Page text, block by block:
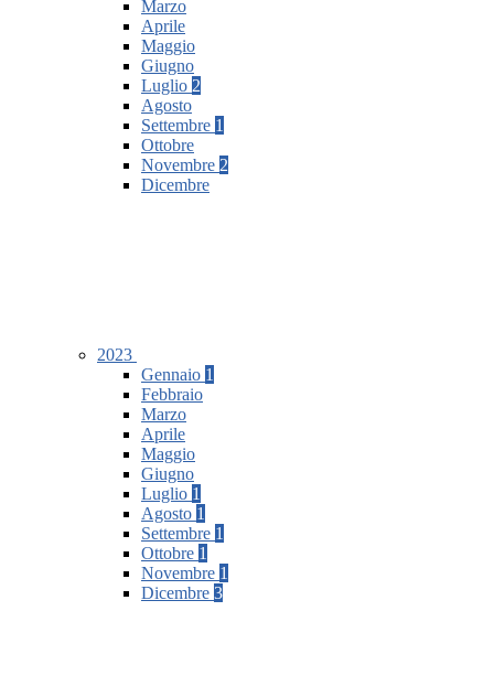
Marzo
Aprile
Maggio
Giugno
Luglio 2
Agosto
Settembre 1
Ottobre
Novembre 2
Dicembre
2023
Gennaio 1
Febbraio
Marzo
Aprile
Maggio
Giugno
Luglio 1
Agosto 1
Settembre 1
Ottobre 1
Novembre 1
Dicembre 3